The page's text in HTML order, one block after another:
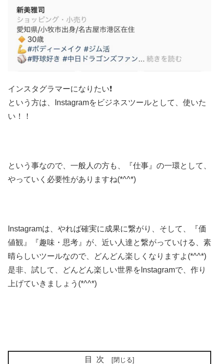
インスタグラマーになりたい❗
という方は、Instagramをビジネスツールとして、使いた
い！！
という事なので、一般人の方も、『仕事』の一環として、
やっていく必要性がありますね(*^^*)
Instagramは、やれば確実に成果に繋がり、そして、『価
値観』『趣味・思考』が、近い人達と繋がっていける、素
晴らしいツールなので、どんどん楽しくなりますよ(*^^*)
是非、試して、どんどん楽しい世界をInstagramで、作り
上げていきましょう(*^^*)
目次